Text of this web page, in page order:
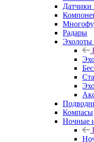
Датчики
Радары
Эхолоты
Компасы
Ночные